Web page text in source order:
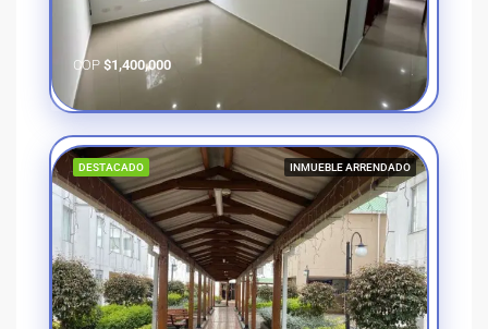
COP $1,400,000
INMUEBLE ARRENDADO
DESTACADO